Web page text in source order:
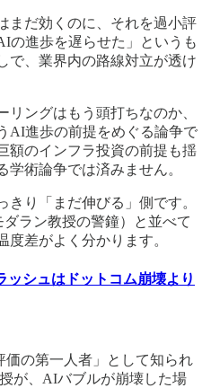
まだ効くのに、それを過小評
の進歩を遅らせた」というも
で、業界内の路線対立が透け
リングはもう頭打ちなのか、
AI進歩の前提をめぐる論争で
額のインフラ投資の前提も揺
学術論争では済みません。
きり「まだ伸びる」側です。
ダラン教授の警鐘）と並べて
度差がよく分かります。
シュはドットコム崩壊より
価の第一人者」として知られ
が、AIバブルが崩壊した場